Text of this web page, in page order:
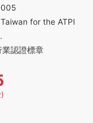
005
for the ATPI
業認證標章